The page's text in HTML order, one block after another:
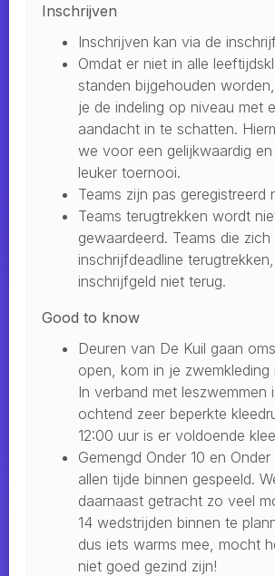
Inschrijven
Inschrijven kan via de
Omdat er niet in alle
standen bijgehouden
je de indeling op niveau met
aandacht in te schatten.
we voor een gelijkwaardig en
leuker toernooi.
Teams zijn pas geregistreerd
Teams terugtrekken wordt
gewaardeerd. Teams die zich
inschrijfdeadline
inschrijfgeld niet terug.
Good to know
Deuren van De Kuil gaan
open, kom in je zwemkleding
In verband met leszwemmen
ochtend zeer beperkte
12:00 uur is er voldoende
Gemengd Onder 10 en
allen tijde binnen gespeeld.
daarnaast getracht zo veel
14 wedstrijden binnen te
dus iets warms mee, mocht
niet goed gezind zijn!